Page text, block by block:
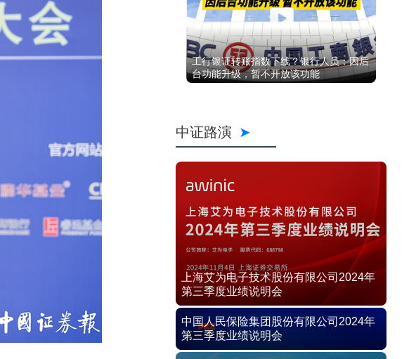
工行银证转账指数下线？银行人员：因后
台功能升级，暂不开放该功能
中证路演
上海艾为电子技术股份有限公司2024年
第三季度业绩说明会
中国人民保险集团股份有限公司2024年
第三季度业绩说明会